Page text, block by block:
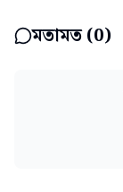
মতামত (0)